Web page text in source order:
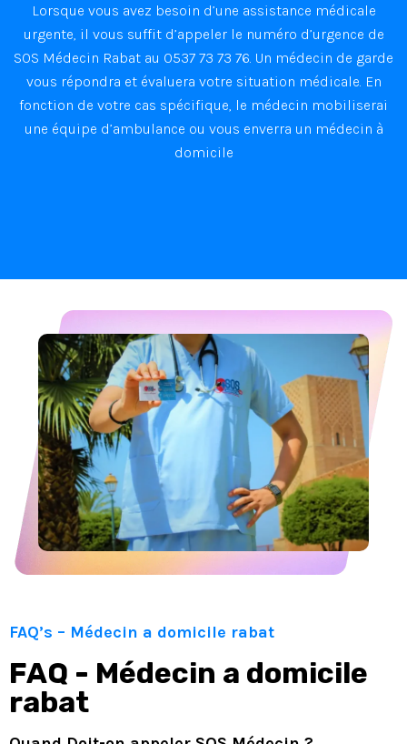
Lorsque vous avez besoin d’une assistance médicale
urgente, il vous suffit d’appeler le numéro d’urgence de
SOS Médecin Rabat au 0537 73 73 76. Un médecin de garde
vous répondra et évaluera votre situation médicale. En
fonction de votre cas spécifique, le médecin mobiliserai
une équipe d’ambulance ou vous enverra un médecin à
domicile
FAQ’s – Médecin a domicile rabat
FAQ - Médecin a domicile
rabat